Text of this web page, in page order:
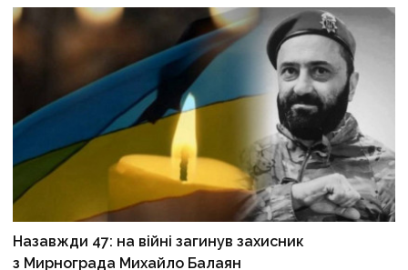
Назавжди 47: на війні загинув захисник
з Мирнограда Михайло Балаян